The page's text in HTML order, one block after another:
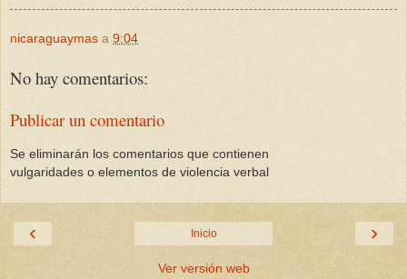
nicaraguaymas a 9:04
No hay comentarios:
Publicar un comentario
Se eliminarán los comentarios que contienen
vulgaridades o elementos de violencia verbal
‹ ›
Inicio
Ver versión web